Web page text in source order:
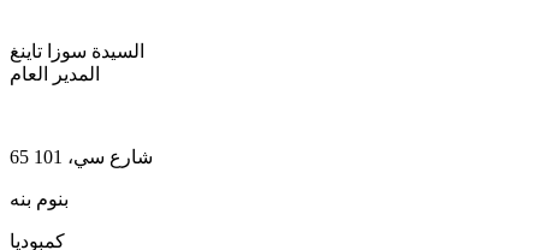
السيدة سوزا تاينغ
المدير العام
65 شارع سي، 101
بنوم بنه
كمبوديا